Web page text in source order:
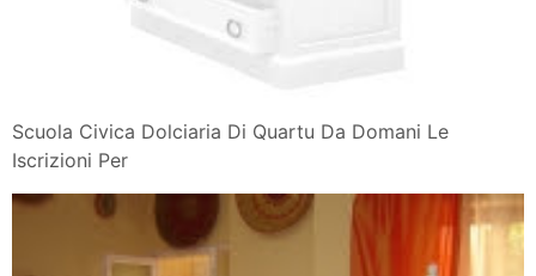
Scuola Civica Dolciaria Di Quartu Da Domani Le
Iscrizioni Per